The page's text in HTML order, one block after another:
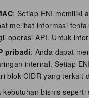
: Setiap ENI memiliki
melihat informasi
operasi API. Untuk
pribadi: Anda dapat
internal. Setiap
blok CIDR yang terkait
kebutuhan bisnis